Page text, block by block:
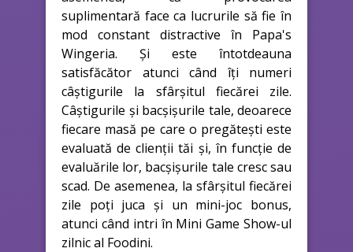
suplimentară face ca lucrurile să fie în
mod constant distractive în Papa's
Wingeria. Și este întotdeauna
satisfăcător atunci când îți numeri
câștigurile la sfârșitul fiecărei zile.
Câștigurile și bacșișurile tale, deoarece
fiecare masă pe care o pregătești este
evaluată de clienții tăi și, în funcție de
evaluările lor, bacșișurile tale cresc sau
scad. De asemenea, la sfârșitul fiecărei
zile poți juca și un mini-joc bonus,
atunci când intri în Mini Game Show-ul
zilnic al Foodini.